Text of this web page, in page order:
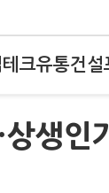
테크유통건설
생인